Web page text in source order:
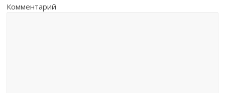
Комментарий